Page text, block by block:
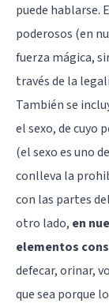
puede hablarse.
poderosos (en
fuerza mágica,
través de la
También se
el sexo, de cuyo
(el sexo es uno
conlleva la
con las partes
otro lado, en
elementos
defecar, orinar,
que sea porque